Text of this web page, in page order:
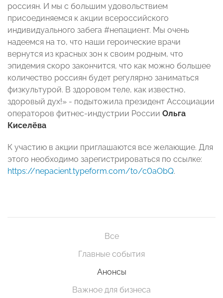
россиян. И мы с большим удовольствием
присоединяемся к акции всероссийского
индивидуального забега #непациент. Мы очень
надеемся на то, что наши героические врачи
вернутся из красных зон к своим родным, что
эпидемия скоро закончится, что как можно большее
количество россиян будет регулярно заниматься
физкультурой. В здоровом теле, как известно,
здоровый дух!» - подытожила президент Ассоциации
операторов фитнес-индустрии России Ольга
Киселёва
К участию в акции приглашаются все желающие. Для
этого необходимо зарегистрироваться по ссылке:
https://nepacient.typeform.com/to/c0aObQ.
Все
Главные события
Анонсы
Важное для бизнеса